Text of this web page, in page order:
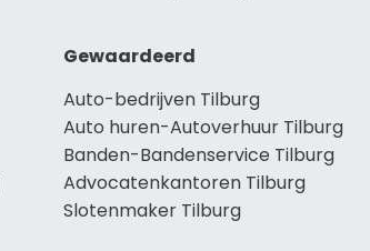
Gewaardeerd
Auto-bedrijven Tilburg
Auto huren-Autoverhuur Tilburg
Banden-Bandenservice Tilburg
Advocatenkantoren Tilburg
Slotenmaker Tilburg